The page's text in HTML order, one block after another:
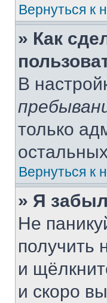
Вернуться к
» Как
В
только
Вернуться к
» Я
Не
получить
и
и скоро